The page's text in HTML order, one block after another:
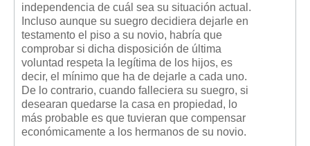
independencia de cuál sea su situación actual.
Incluso aunque su suegro decidiera dejarle en
testamento el piso a su novio, habría que
comprobar si dicha disposición de última
voluntad respeta la legítima de los hijos, es
decir, el mínimo que ha de dejarle a cada uno.
De lo contrario, cuando falleciera su suegro, si
desearan quedarse la casa en propiedad, lo
más probable es que tuvieran que compensar
económicamente a los hermanos de su novio.